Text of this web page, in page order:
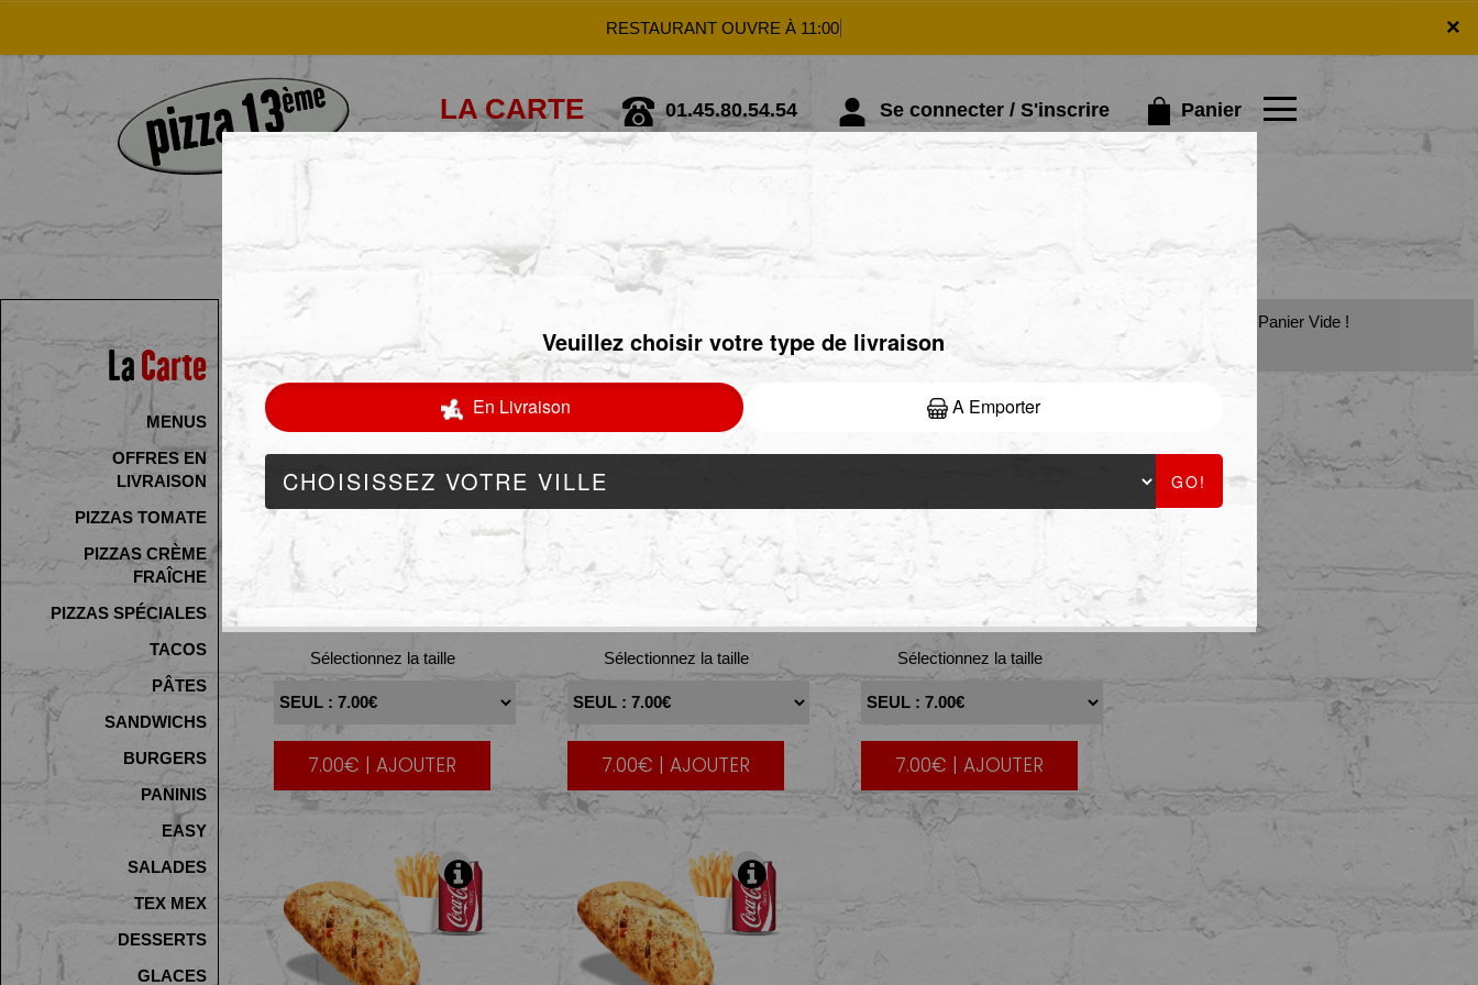
×
RESTAURANT OUVRE À 11:00
LA CARTE 01.45.80.54.54 Se connecter / S'inscrire Panier
×
LaCarte
MENUS
OFFRES EN
LIVRAISON
PIZZAS TOMATE
PIZZAS CRÈME
FRAÎCHE
PIZZAS SPÉCIALES
TACOS
PÂTES
SANDWICHS
BURGERS
PANINIS
EASY
SALADES
TEX MEX
DESSERTS
GLACES
EASY
GREC
Sélectionnez la taille
7.00€ | AJOUTER
THON
Sélectionnez la taille
7.00€ | AJOUTER
POULET
Sélectionnez la taille
7.00€ | AJOUTER
Panier Vide !